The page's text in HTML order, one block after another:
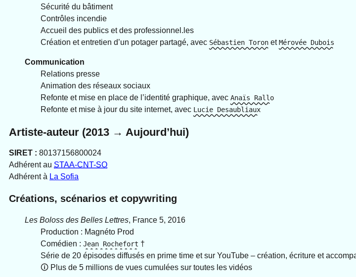
Sécurité du bâtiment
Contrôles incendie
Accueil des publics et des professionnel.les
Création et entretien d’un potager partagé, avec Sébastien Toron etMérovée Dubois
Communication
Relations presse
Animation des réseaux sociaux
Refonte et mise en place de l’identité graphique, avec Anaïs Rallo
Refonte et mise à jour du site internet, avec Lucie Desaubliaux
Artiste-auteur (2013 → Aujourd’hui)
SIRET : 80137156800024
Adhérent au STAA-CNT-SO
Adhérent à La Sofia
Créations, scénarios et copywriting
Les Boloss des Belles Lettres, France 5, 2016
Production : Magnéto Prod
Comédien : Jean Rochefort †
Série de 20 épisodes diffusés en prime time et sur YouTube – création, écriture et
🛈︎ Plus de 5 millions de vues cumulées sur toutes les vidéos